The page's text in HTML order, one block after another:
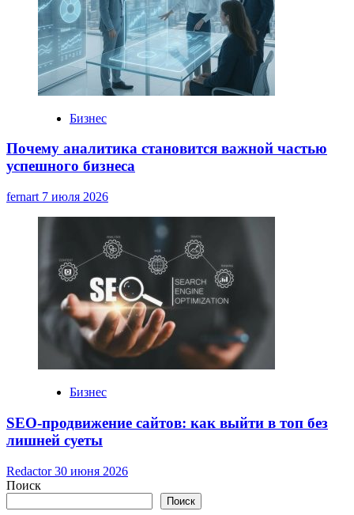
Бизнес
Почему аналитика становится важной частью
успешного бизнеса
fernart 7 июля 2026
Бизнес
SEO-продвижение сайтов: как выйти в топ без
лишней суеты
Redactor30 июня 2026
Поиск
Поиск